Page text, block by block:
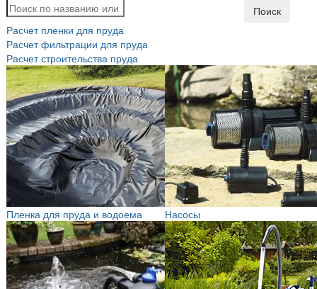
Поиск
Расчет пленки для пруда
Расчет фильтрации для пруда
Расчет строительства пруда
Пленка для пруда и водоема Насосы